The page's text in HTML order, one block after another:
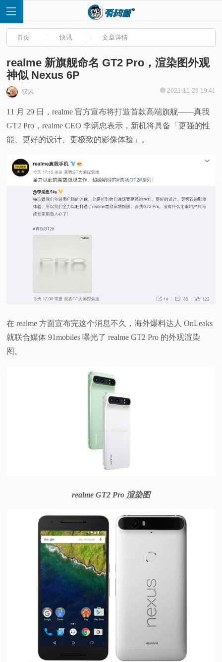
首
页
快
讯
体
首页 快讯 文章详情
realme 新旗舰命名 GT2 Pro，渲染图外观
神似 Nexus 6P
驭风 2021-11-29 19:41
11 月 29 日，realme 官方宣布将打造首款高端旗舰——真我
GT2 Pro，realme CEO 李炳忠表示，新机将具备「更强的性
能、更好的设计、更极致的影像体验」。
在 realme 方面宣布完这个消息不久，海外爆料达人 OnLeaks
就联合媒体 91mobiles 曝光了 realme GT2 Pro 的外观渲染
图。
realme GT2 Pro 渲染图